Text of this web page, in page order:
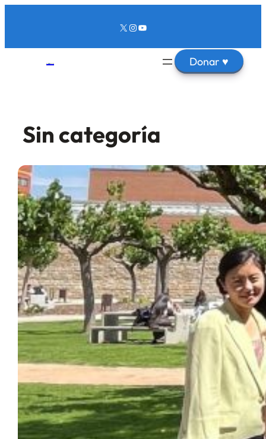
X Instagram YouTube
Donar ♥
Sin categoría